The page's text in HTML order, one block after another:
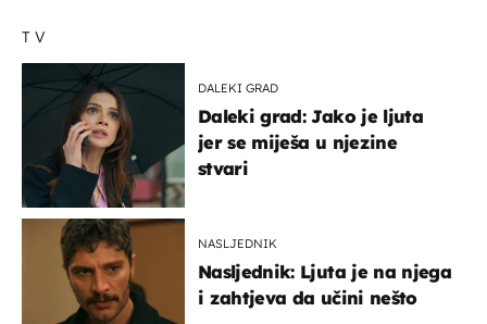
TV
DALEKI GRAD
Daleki grad: Jako je ljuta
jer se miješa u njezine
stvari
NASLJEDNIK
Nasljednik: Ljuta je na njega
i zahtjeva da učini nešto